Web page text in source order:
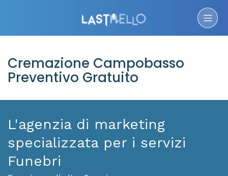
Cremazione Campobasso
Preventivo Gratuito
L'agenzia di marketing
specializzata per i servizi
Funebri